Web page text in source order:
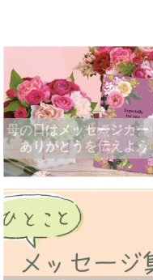
母の日はメッセージカー
ありがとうを伝えよう